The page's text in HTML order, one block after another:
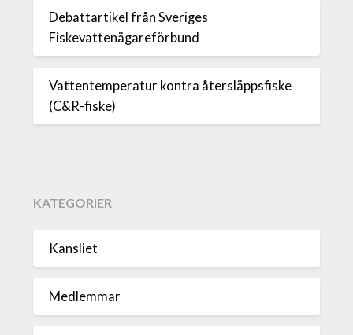
Debattartikel från Sveriges
Fiskevattenägareförbund
Vattentemperatur kontra återsläppsfiske
(C&R-fiske)
KATEGORIER
Kansliet
Medlemmar